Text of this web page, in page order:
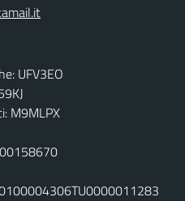
UFV3EO
M9MLPX